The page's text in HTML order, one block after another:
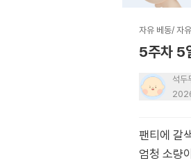
자유 베동/ 자
5주차 5
석두
팬티에 갈
엄청 소량